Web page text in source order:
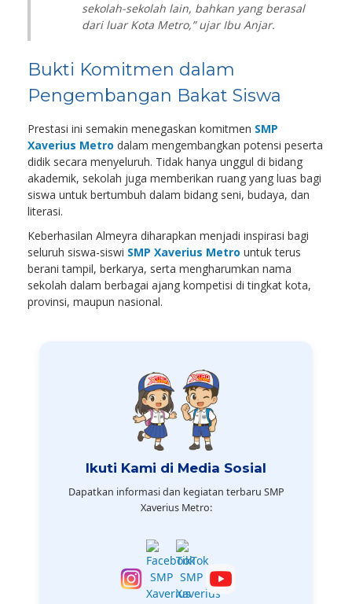
sekolah-sekolah lain, bahkan yang berasal
dari luar Kota Metro,” ujar Ibu Anjar.
Bukti Komitmen dalam
Pengembangan Bakat Siswa
Prestasi ini semakin menegaskan komitmen SMP
Xaverius Metro dalam mengembangkan potensi peserta
didik secara menyeluruh. Tidak hanya unggul di bidang
akademik, sekolah juga memberikan ruang yang luas bagi
siswa untuk bertumbuh dalam bidang seni, budaya, dan
literasi.
Keberhasilan Almeyra diharapkan menjadi inspirasi bagi
seluruh siswa-siswi SMP Xaverius Metro untuk terus
berani tampil, berkarya, serta mengharumkan nama
sekolah dalam berbagai ajang kompetisi di tingkat kota,
provinsi, maupun nasional.
Ikuti Kami di Media Sosial
Dapatkan informasi dan kegiatan terbaru SMP
Xaverius Metro: